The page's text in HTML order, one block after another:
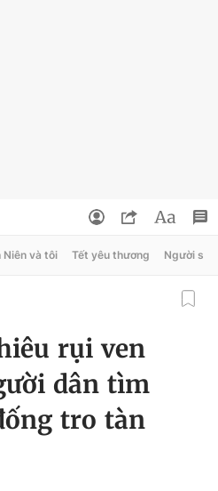
Niên và tôi Tết yêu thương Người
rụi ven
dân tìm
tro tàn